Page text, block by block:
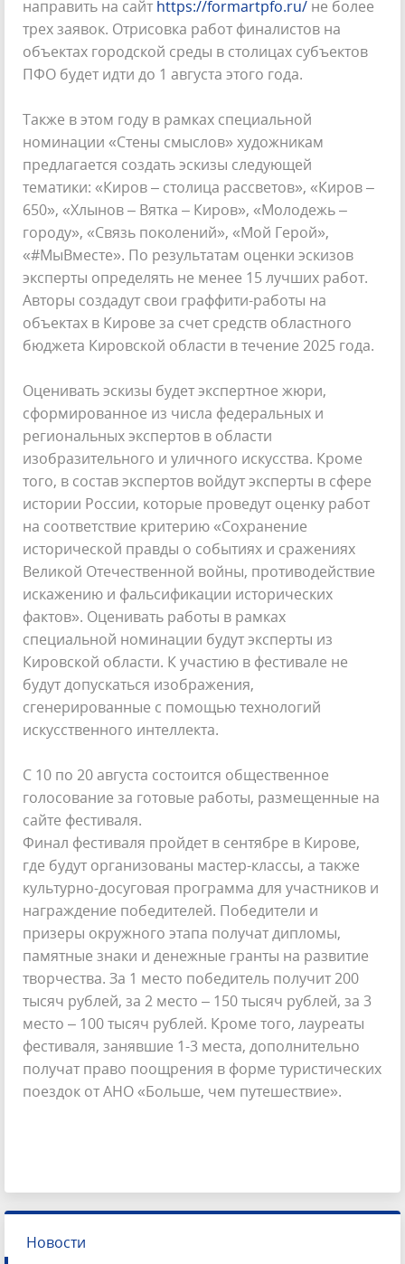
направить на сайт https://formartpfo.ru/ не более
трех заявок. Отрисовка работ финалистов на
объектах городской среды в столицах субъектов
ПФО будет идти до 1 августа этого года.
Также в этом году в рамках специальной
номинации «Стены смыслов» художникам
предлагается создать эскизы следующей
тематики: «Киров – столица рассветов», «Киров –
650», «Хлынов – Вятка – Киров», «Молодежь –
городу», «Связь поколений», «Мой Герой»,
«#МыВместе». По результатам оценки эскизов
эксперты определять не менее 15 лучших работ.
Авторы создадут свои граффити-работы на
объектах в Кирове за счет средств областного
бюджета Кировской области в течение 2025 года.
Оценивать эскизы будет экспертное жюри,
сформированное из числа федеральных и
региональных экспертов в области
изобразительного и уличного искусства. Кроме
того, в состав экспертов войдут эксперты в сфере
истории России, которые проведут оценку работ
на соответствие критерию «Сохранение
исторической правды о событиях и сражениях
Великой Отечественной войны, противодействие
искажению и фальсификации исторических
фактов». Оценивать работы в рамках
специальной номинации будут эксперты из
Кировской области. К участию в фестивале не
будут допускаться изображения,
сгенерированные с помощью технологий
искусственного интеллекта.
С 10 по 20 августа состоится общественное
голосование за готовые работы, размещенные на
сайте фестиваля.
Финал фестиваля пройдет в сентябре в Кирове,
где будут организованы мастер-классы, а также
культурно-досуговая программа для участников и
награждение победителей. Победители и
призеры окружного этапа получат дипломы,
памятные знаки и денежные гранты на развитие
творчества. За 1 место победитель получит 200
тысяч рублей, за 2 место – 150 тысяч рублей, за 3
место – 100 тысяч рублей. Кроме того, лауреаты
фестиваля, занявшие 1-3 места, дополнительно
получат право поощрения в форме туристических
поездок от АНО «Больше, чем путешествие».
Новости